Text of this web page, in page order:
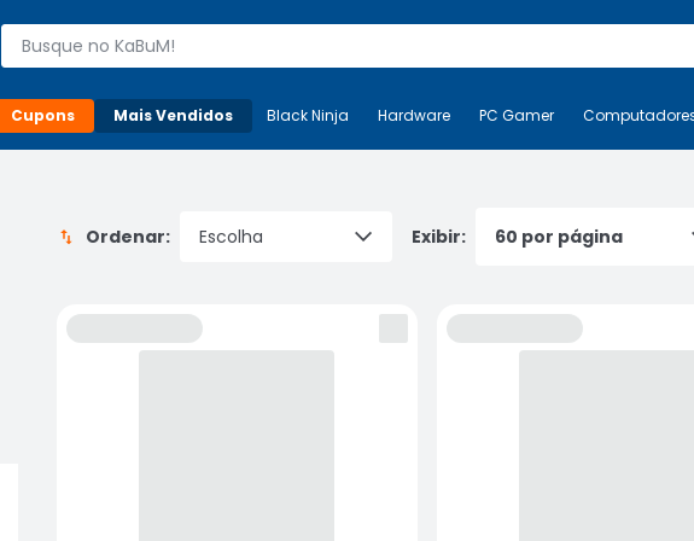
Buscar produtos
Cupons Mais Vendidos Mais-v- Black Ninja Hardware PC Gamer
Black Ninja Hardware PC Gamer
Ordenar: Exibir: